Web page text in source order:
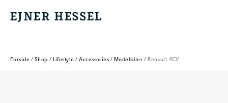
EJNER HESSEL
EJNER HESSEL
Forside / Shop / Lifestyle / Accessories / Modelbiler / Renault 4CV